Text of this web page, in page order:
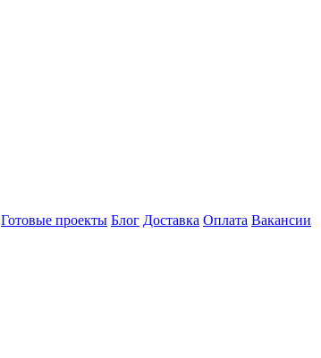
Готовые проекты Блог Доставка Оплата Вакансии